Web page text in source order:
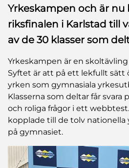
Yrkeskampen och är nu
riksfinalen i Karlstad till
av de 30 klasser som
Yrkeskampen är en skoltävling
Syftet är att på ett lekfullt sätt
yrken som gymnasiala
Klasserna som deltar får svara
och roliga frågor i ett
kopplade till de tolv nationella
på gymnasiet.